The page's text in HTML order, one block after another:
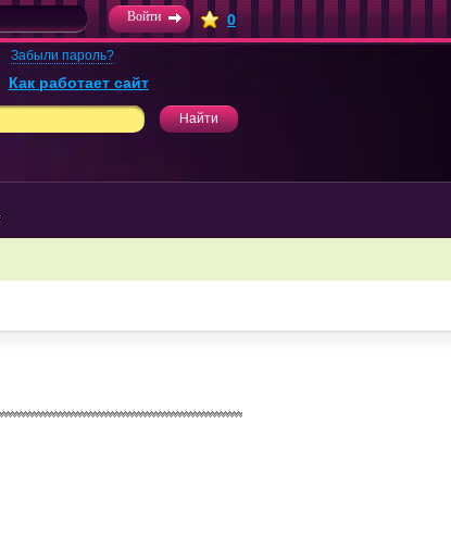
0
Забыли пароль?
Как работает сайт